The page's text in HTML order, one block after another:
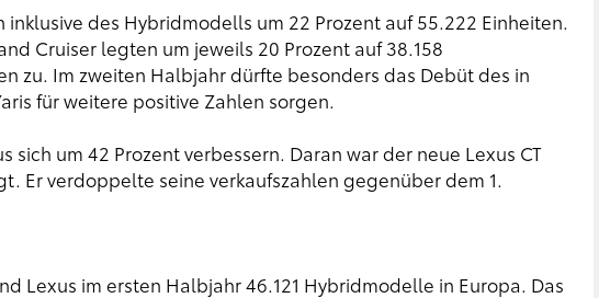
inklusive des Hybridmodells um 22 Prozent auf 55.222 Einheiten.
Cruiser legten um jeweils 20 Prozent auf 38.158
zu. Im zweiten Halbjahr dürfte besonders das Debüt des in
für weitere positive Zahlen sorgen.
sich um 42 Prozent verbessern. Daran war der neue Lexus CT
Er verdoppelte seine verkaufszahlen gegenüber dem 1.
Lexus im ersten Halbjahr 46.121 Hybridmodelle in Europa. Das